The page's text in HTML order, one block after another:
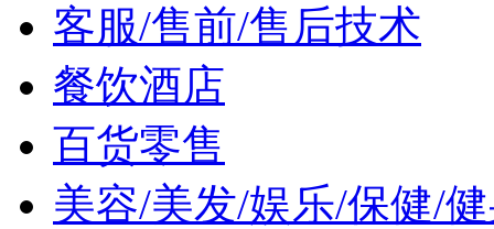
客服/售前/售后技术
餐饮酒店
百货零售
美容/美发/娱乐/保健/